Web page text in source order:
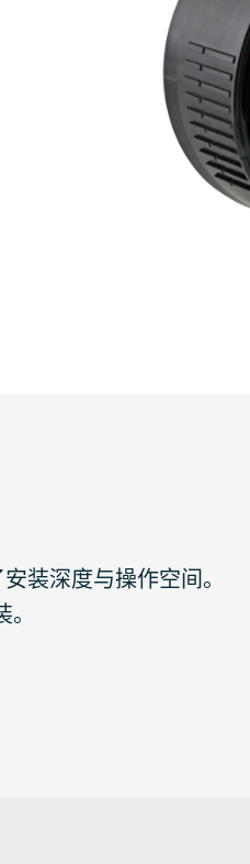
装深度与操作空间。